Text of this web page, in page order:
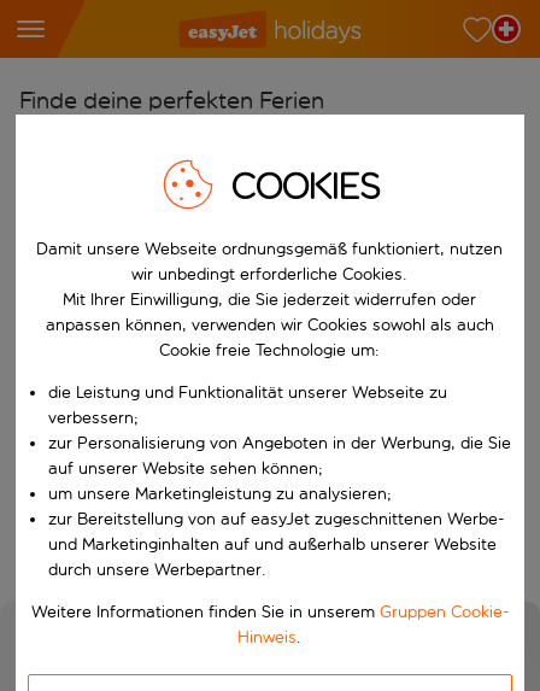
Finde deine perfekten Ferien
Wähle deine Flughäfen
Beginne mit der Eingabe für die automatische
Reiseziele finden
Nach
W&auml;hle ein Ab- und R&uuml;ckflugdatum aus.
Wähle deine Reisedaten
Wann
Wer
Suchen
COOKIES
Damit unsere Webseite ordnungsgemäß funktioniert, nutzen
wir unbedingt erforderliche Cookies.
Mit Ihrer Einwilligung, die Sie jederzeit widerrufen oder
anpassen können, verwenden wir Cookies sowohl als auch
Cookie freie Technologie um:
die Leistung und Funktionalität unserer Webseite zu
verbessern;
zur Personalisierung von Angeboten in der Werbung, die Sie
auf unserer Website sehen können;
um unsere Marketingleistung zu analysieren;
zur Bereitstellung von auf easyJet zugeschnittenen Werbe-
und Marketinginhalten auf und außerhalb unserer Website
durch unsere Werbepartner.
Weitere Informationen finden Sie in unserem Gruppen Cookie-
Hinweis.